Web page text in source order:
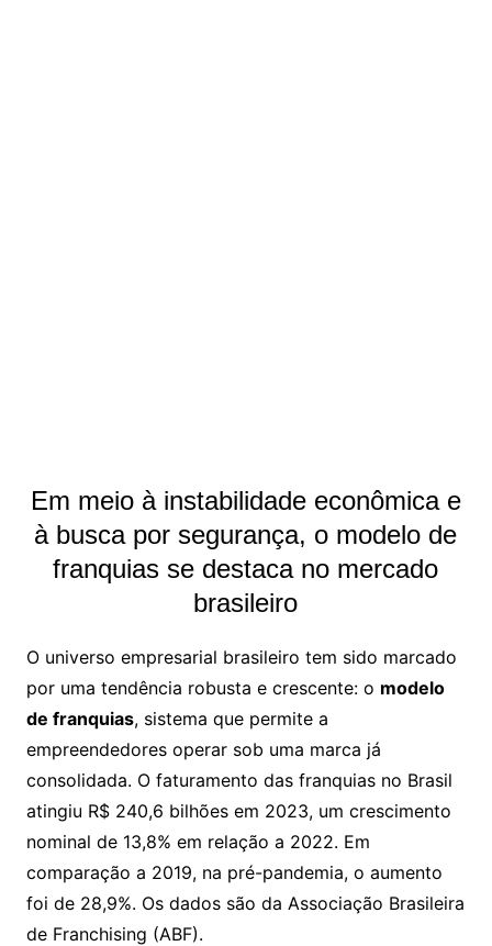
Em meio à instabilidade econômica e
à busca por segurança, o modelo de
franquias se destaca no mercado
brasileiro
O universo empresarial brasileiro tem sido marcado
por uma tendência robusta e crescente: o modelo
de franquias, sistema que permite a
empreendedores operar sob uma marca já
consolidada. O faturamento das franquias no Brasil
atingiu R$ 240,6 bilhões em 2023, um crescimento
nominal de 13,8% em relação a 2022. Em
comparação a 2019, na pré-pandemia, o aumento
foi de 28,9%. Os dados são da Associação Brasileira
de Franchising (ABF).